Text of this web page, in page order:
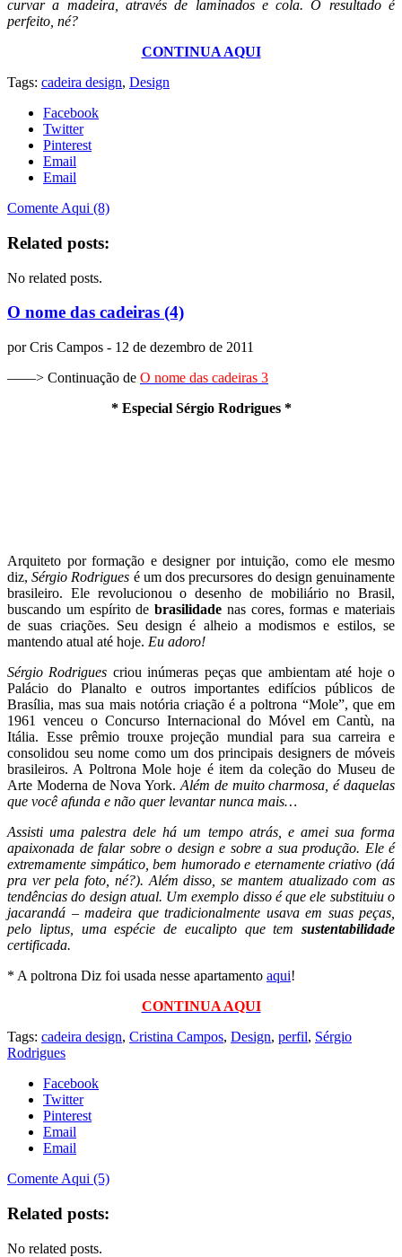
curvar a madeira, através de laminados e cola. O resultado é
perfeito, né?
CONTINUA AQUI
Tags: cadeira design, Design
Facebook
Twitter
Pinterest
Email
Email
Comente Aqui (8)
Related posts:
No related posts.
O nome das cadeiras (4)
porCris Campos - 12 de dezembro de 2011
——> Continuação de O nome das cadeiras 3
* Especial Sérgio Rodrigues *
Arquiteto por formação e designer por intuição, como ele mesmo
diz,Sérgio Rodrigues é um dos precursores do design genuinamente
brasileiro. Ele revolucionou o desenho de mobiliário no Brasil,
buscando um espírito debrasilidade nas cores, formas e materiais
de suas criações. Seu design é alheio a modismos e estilos, se
mantendo atual até hoje. Eu adoro!
Sérgio Rodrigues criou inúmeras peças que ambientam até hoje o
Palácio do Planalto e outros importantes edifícios públicos de
Brasília, mas sua mais notória criação é a poltrona “Mole”, que em
1961 venceu o Concurso Internacional do Móvel em Cantù, na
Itália. Esse prêmio trouxe projeção mundial para sua carreira e
consolidou seu nome como um dos principais designers de móveis
brasileiros. A Poltrona Mole hoje é item da coleção do Museu de
Arte Moderna de Nova York. Além de muito charmosa, é daquelas
que você afunda e não quer levantar nunca mais…
Assisti uma palestra dele há um tempo atrás, e amei sua forma
apaixonada de falar sobre o design e sobre a sua produção. Ele é
extremamente simpático, bem humorado e eternamente criativo (dá
pra ver pela foto, né?). Além disso, se mantem atualizado com as
tendências do design atual. Um exemplo disso é que ele substituiu o
jacarandá – madeira que tradicionalmente usava em suas peças,
pelo liptus, uma espécie de eucalipto que tem sustentabilidade
certificada.
* A poltrona Diz foi usada nesse apartamento aqui!
CONTINUA AQUI
Tags: cadeira design, Cristina Campos, Design, perfil, Sérgio
Rodrigues
Facebook
Twitter
Pinterest
Email
Email
Comente Aqui (5)
Related posts:
No related posts.